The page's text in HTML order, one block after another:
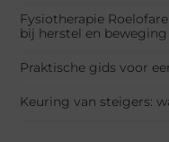
Fysiotherapie
bij herstel en beweging
Praktische gids voor
Keuring van steigers: